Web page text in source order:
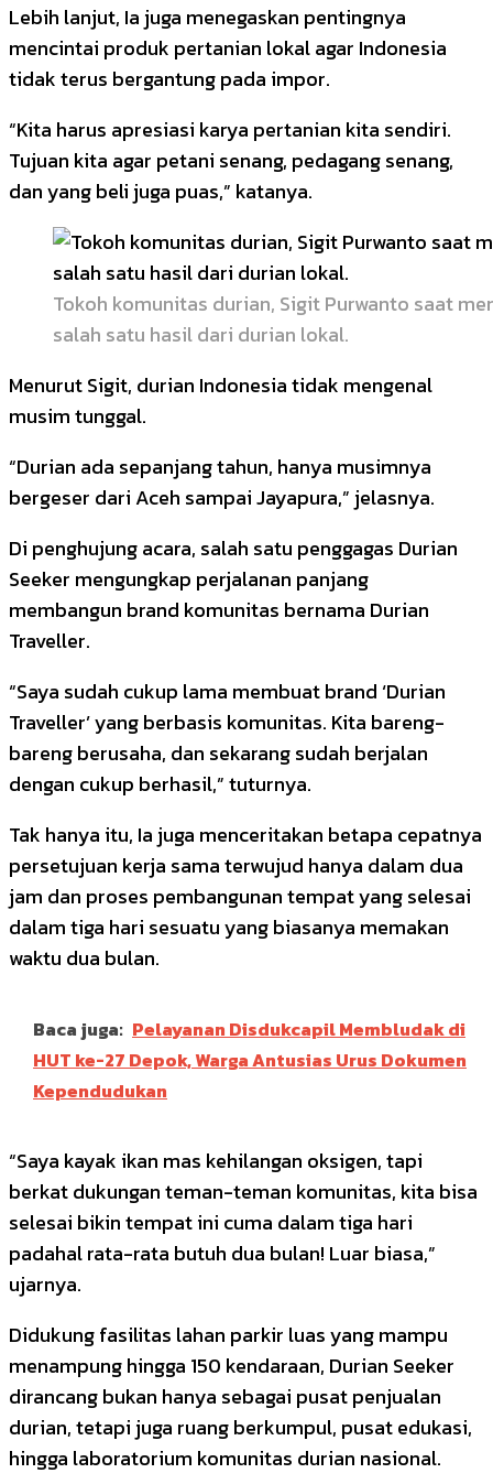
Lebih lanjut, Ia juga menegaskan pentingnya
mencintai produk pertanian lokal agar Indonesia
tidak terus bergantung pada impor.
“Kita harus apresiasi karya pertanian kita sendiri.
Tujuan kita agar petani senang, pedagang senang,
dan yang beli juga puas,” katanya.
Tokoh komunitas durian, Sigit Purwanto saat
salah satu hasil dari durian lokal.
Menurut Sigit, durian Indonesia tidak mengenal
musim tunggal.
“Durian ada sepanjang tahun, hanya musimnya
bergeser dari Aceh sampai Jayapura,” jelasnya.
Di penghujung acara, salah satu penggagas Durian
Seeker mengungkap perjalanan panjang
membangun brand komunitas bernama Durian
Traveller.
“Saya sudah cukup lama membuat brand ‘Durian
Traveller’ yang berbasis komunitas. Kita bareng-
bareng berusaha, dan sekarang sudah berjalan
dengan cukup berhasil,” tuturnya.
Tak hanya itu, Ia juga menceritakan betapa cepatnya
persetujuan kerja sama terwujud hanya dalam dua
jam dan proses pembangunan tempat yang selesai
dalam tiga hari sesuatu yang biasanya memakan
waktu dua bulan.
Baca juga: Pelayanan Disdukcapil Membludak di
HUT ke-27 Depok, Warga Antusias Urus Dokumen
Kependudukan
“Saya kayak ikan mas kehilangan oksigen, tapi
berkat dukungan teman-teman komunitas, kita bisa
selesai bikin tempat ini cuma dalam tiga hari
padahal rata-rata butuh dua bulan! Luar biasa,”
ujarnya.
Didukung fasilitas lahan parkir luas yang mampu
menampung hingga 150 kendaraan, Durian Seeker
dirancang bukan hanya sebagai pusat penjualan
durian, tetapi juga ruang berkumpul, pusat edukasi,
hingga laboratorium komunitas durian nasional.